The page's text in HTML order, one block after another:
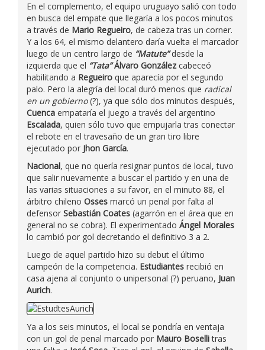
En el complemento, el equipo uruguayo salió con todo
en busca del empate que llegaría a los pocos minutos
a través de Mario Regueiro, de cabeza tras un corner.
Y a los 64, el mismo delantero daría vuelta el marcador
luego de un centro largo de “Matute”desde la
izquierda que el “Tata”Álvaro Gonzálezcabeceó
habilitando a Regueiro que aparecía por el segundo
palo. Pero la alegría del local duró menos que radical
en un gobierno(?), ya que sólo dos minutos después,
Cuenca empataría el juego a través del argentino
Escalada, quien sólo tuvo que empujarla tras conectar
el rebote en el travesaño de un gran tiro libre
ejecutado por Jhon García.
Nacional, que no quería resignar puntos de local, tuvo
que salir nuevamente a buscar el partido y en una de
las varias situaciones a su favor, en el minuto 88, el
árbitro chileno Osses marcó un penal por falta al
defensor Sebastián Coates (agarrón en el área que en
general no se cobra). El experimentado Ángel Morales
lo cambió por gol decretando el definitivo 3 a 2.
Luego de aquel partido hizo su debut el último
campeón de la competencia. Estudiantes recibió en
casa ajena al conjunto o unipersonal (?) peruano, Juan
Aurich.
Ya a los seis minutos, el local se pondría en ventaja
con un gol de penal marcado por Mauro Bosellitras